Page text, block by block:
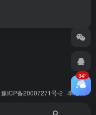
豫ICP备20007271号-2 · 本站由
34°